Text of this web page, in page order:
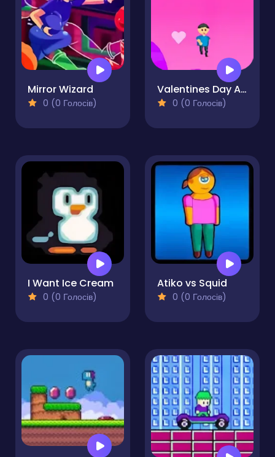
Mirror Wizard
0 (0 Голосів)
Valentines Day Adventures
0 (0 Голосів)
I Want Ice Cream
0 (0 Голосів)
Atiko vs Squid
0 (0 Голосів)